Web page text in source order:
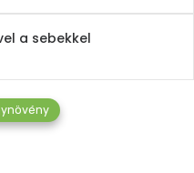
a sebekkel